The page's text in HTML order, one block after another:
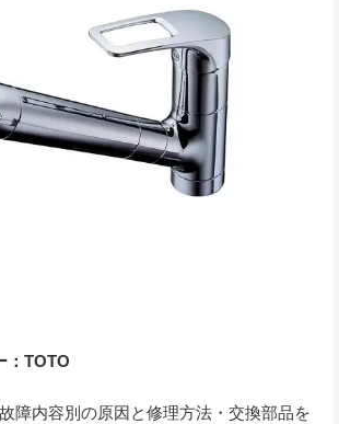
：TOTO
障内容別の原因と修理方法・交換部品を